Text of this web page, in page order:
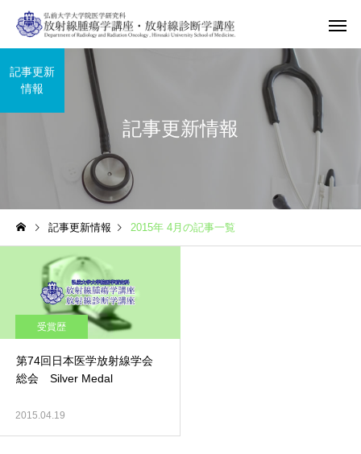
記事更新情報
記事更新
情報
記事更新情報 2015年 4月の記事一覧
受賞歴
第74回日本医学放射線学会
総会 Silver Medal
2015.04.19